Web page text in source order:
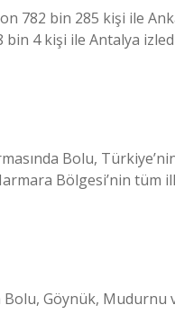
782 bin 285 kişi ile
4 kişi ile Antalya
Bolu,
Bölgesi’nin tüm
Göynük, Mudurnu